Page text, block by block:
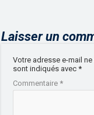
Laisser un
Votre adresse e-mail
sont indiqués avec*
Commentaire*